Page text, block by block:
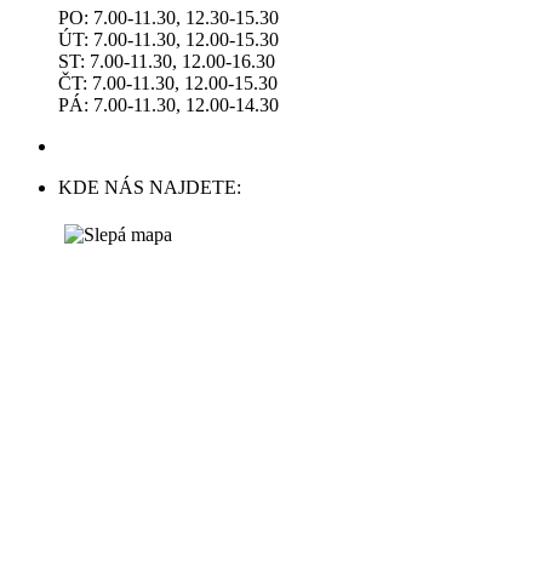
PO: 7.00-11.30, 12.30-15.30
ÚT: 7.00-11.30, 12.00-15.30
ST: 7.00-11.30, 12.00-16.30
ČT: 7.00-11.30, 12.00-15.30
PÁ: 7.00-11.30, 12.00-14.30
KDE NÁS NAJDETE: